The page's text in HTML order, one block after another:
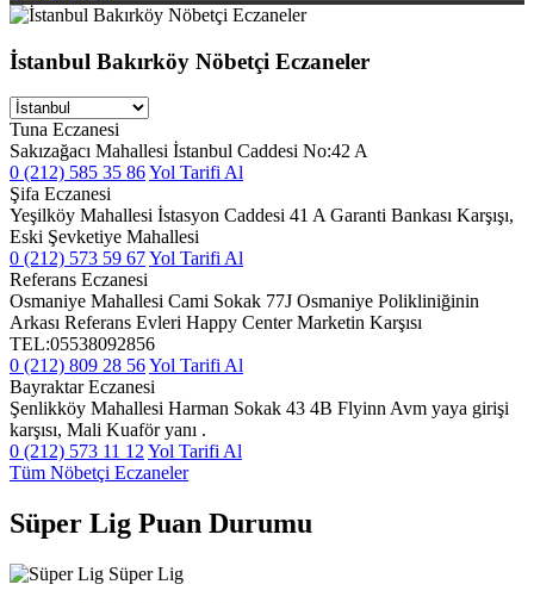
İstanbul Bakırköy Nöbetçi Eczaneler
Tuna Eczanesi
Sakızağacı Mahallesi İstanbul Caddesi No:42 A
0 (212) 585 35 86Yol Tarifi Al
Şifa Eczanesi
Yeşilköy Mahallesi İstasyon Caddesi 41 A Garanti Bankası Karşışı,
Eski Şevketiye Mahallesi
0 (212) 573 59 67Yol Tarifi Al
Referans Eczanesi
Osmaniye Mahallesi Cami Sokak 77J Osmaniye Polikliniğinin
Arkası Referans Evleri Happy Center Marketin Karşısı
TEL:05538092856
0 (212) 809 28 56Yol Tarifi Al
Bayraktar Eczanesi
Şenlikköy Mahallesi Harman Sokak 43 4B Flyinn Avm yaya girişi
karşısı, Mali Kuaför yanı .
0 (212) 573 11 12 Yol Tarifi Al
Tüm Nöbetçi Eczaneler
Süper Lig Puan Durumu
Süper Lig